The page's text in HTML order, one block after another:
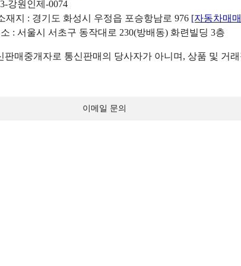
강원인제-0074
재지 : 경기도 화성시 우정읍 포승항남로 976 [자동차매
: 서울시 서초구 동작대로 230(방배동) 화련빌딩 3층
매중개자로 통신판매의 당사자가 아니며, 상품 및 거
이메일 문의